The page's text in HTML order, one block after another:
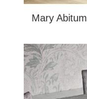
Mary Abitum